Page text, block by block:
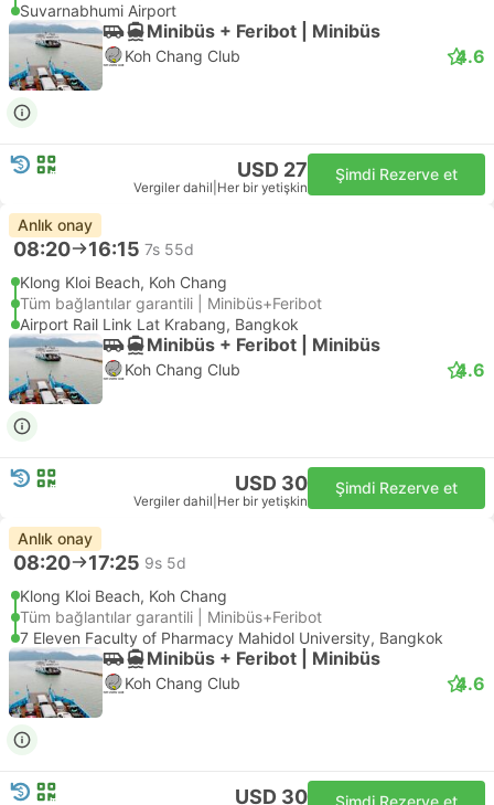
Suvarnabhumi Airport
Minibüs + Feribot | Minibüs
Koh Chang Club 4.6
USD 27
Vergiler dahil Her bir yetişkin
Şimdi Rezerve et
Anlık onay
08:20 16:15 7s 55d
Klong Kloi Beach, Koh Chang
Tüm bağlantılar garantili | Minibüs+Feribot
Airport Rail Link Lat Krabang, Bangkok
Minibüs + Feribot | Minibüs
Koh Chang Club 4.6
USD 30
Vergiler dahil Her bir yetişkin
Şimdi Rezerve et
Anlık onay
08:20 17:25 9s 5d
Klong Kloi Beach, Koh Chang
Tüm bağlantılar garantili | Minibüs+Feribot
7 Eleven Faculty of Pharmacy Mahidol University, Bangkok
Minibüs + Feribot | Minibüs
Koh Chang Club 4.6
USD 30 Şimdi Rezerve et